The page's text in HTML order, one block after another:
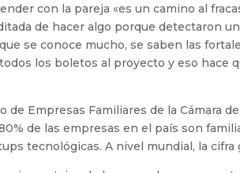
con la pareja «es un camino al
de hacer algo porque detectaron
se conoce mucho, se saben las
los boletos al proyecto y eso hace
Empresas Familiares de la Cámara
de las empresas en el país son
tecnológicas. A nivel mundial, la cifra